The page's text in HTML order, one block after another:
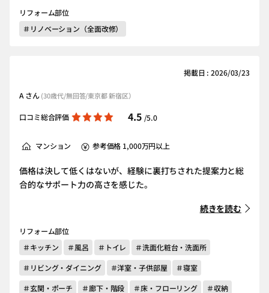
リフォーム部位
＃リノベーション（全面改修）
掲載日 : 2026/03/23
A さん(30歳代/無回答/東京都 新宿区）
口コミ総合評価 4.5 /5.0
マンション 参考価格 1,000万円以上
価格は決して低くはないが、経験に裏打ちされた提案力と総
合的なサポート力の高さを感じた。
続きを読む
リフォーム部位
＃キッチン
＃風呂 ＃トイレ
＃洗面化粧台・洗面所
＃リビング・ダイニング
＃洋室・子供部屋
＃寝室
＃玄関・ポーチ
＃廊下・階段 ＃床・フローリング
＃収納